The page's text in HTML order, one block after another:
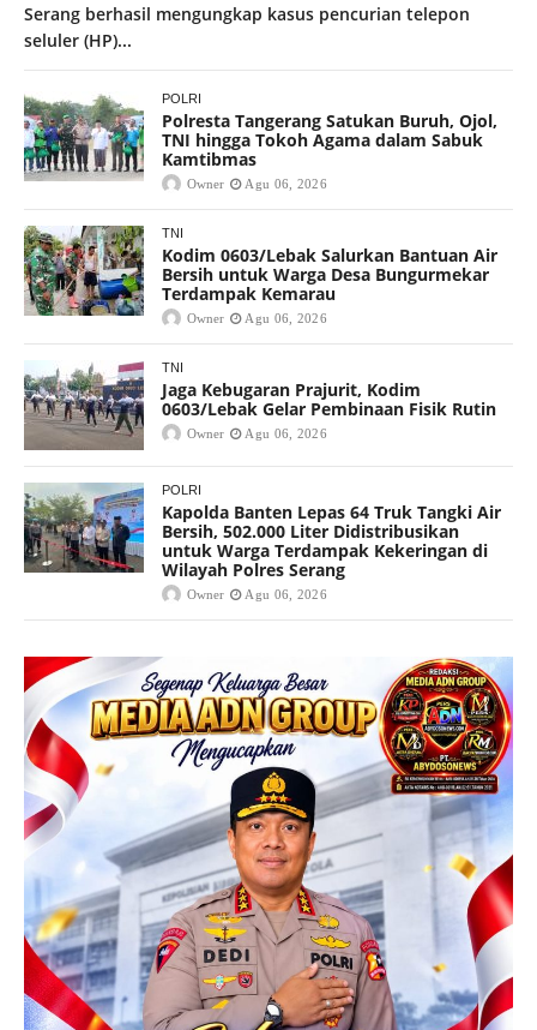
Serang berhasil mengungkap kasus pencurian telepon
seluler (HP)...
POLRI
Polresta Tangerang Satukan Buruh, Ojol,
TNI hingga Tokoh Agama dalam Sabuk
Kamtibmas
Owner Agu 06, 2026
TNI
Kodim 0603/Lebak Salurkan Bantuan Air
Bersih untuk Warga Desa Bungurmekar
Terdampak Kemarau
Owner Agu 06, 2026
TNI
Jaga Kebugaran Prajurit, Kodim
0603/Lebak Gelar Pembinaan Fisik Rutin
Owner Agu 06, 2026
POLRI
Kapolda Banten Lepas 64 Truk Tangki Air
Bersih, 502.000 Liter Didistribusikan
untuk Warga Terdampak Kekeringan di
Wilayah Polres Serang
Owner Agu 06, 2026